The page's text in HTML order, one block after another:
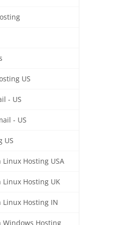
US
- US
- US
US
Hosting USA
Hosting UK
Hosting IN
Hosting